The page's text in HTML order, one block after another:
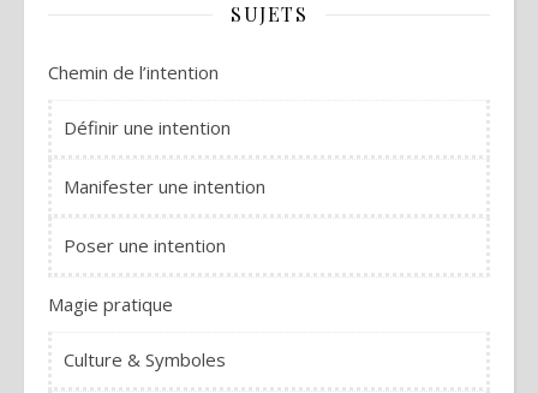
SUJETS
Chemin de l’intention
Définir une intention
Manifester une intention
Poser une intention
Magie pratique
Culture & Symboles